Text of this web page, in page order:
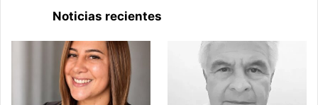
Noticias recientes